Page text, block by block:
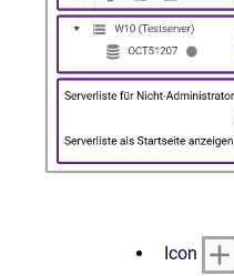
Icon